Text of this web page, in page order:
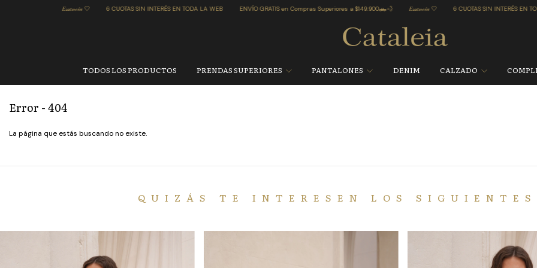
6 CUOTAS SIN INTERÉS EN TODA LA WEB ENVÍO GRATIS en Compras Superiores a $149.900🛻💨 𝐸𝓈𝓈𝑒𝓃𝒸𝒾𝒶 🤍 6 CUOTAS SIN INTERÉS EN TODA LA WEB
TODOS LOS PRODUCTOS PRENDAS SUPERIORES PANTALONES DENIM CALZADO
Error - 404
La página que estás buscando no existe.
QUIZÁS TE INTERESEN LOS SIGUIENTES